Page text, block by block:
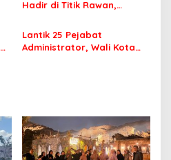
Hadir di Titik Rawan,
Sekolah dengan Aman
Lantik 25 Pejabat
Administrator, Wali Kota